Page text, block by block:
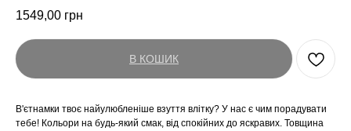
1549,00 грн
В КОШИК
В'єтнамки твоє найулюбленіше взуття влітку? У нас є чим порадувати
тебе! Кольори на будь-який смак, від спокійних до яскравих. Товщина